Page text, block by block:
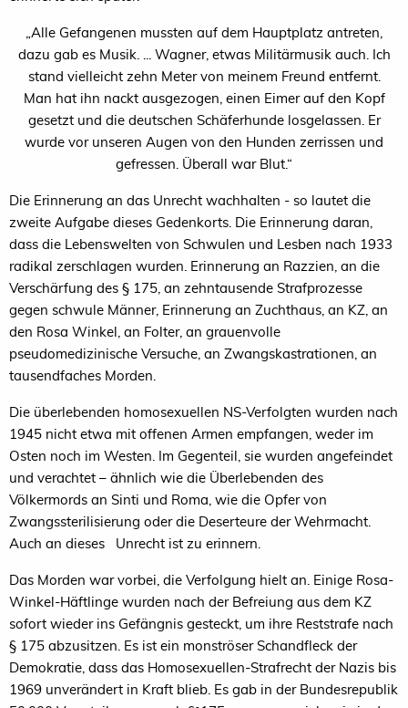
„Alle Gefangenen mussten auf dem Hauptplatz antreten,
dazu gab es Musik. ... Wagner, etwas Militärmusik auch. Ich
stand vielleicht zehn Meter von meinem Freund entfernt.
Man hat ihn nackt ausgezogen, einen Eimer auf den Kopf
gesetzt und die deutschen Schäferhunde losgelassen. Er
wurde vor unseren Augen von den Hunden zerrissen und
gefressen. Überall war Blut.“
Die Erinnerung an das Unrecht wachhalten - so lautet die
zweite Aufgabe dieses Gedenkorts. Die Erinnerung daran,
dass die Lebenswelten von Schwulen und Lesben nach 1933
radikal zerschlagen wurden. Erinnerung an Razzien, an die
Verschärfung des § 175, an zehntausende Strafprozesse
gegen schwule Männer, Erinnerung an Zuchthaus, an KZ, an
den Rosa Winkel, an Folter, an grauenvolle
pseudomedizinische Versuche, an Zwangskastrationen, an
tausendfaches Morden.
Die überlebenden homosexuellen NS-Verfolgten wurden nach
1945 nicht etwa mit offenen Armen empfangen, weder im
Osten noch im Westen. Im Gegenteil, sie wurden angefeindet
und verachtet – ähnlich wie die Überlebenden des
Völkermords an Sinti und Roma, wie die Opfer von
Zwangssterilisierung oder die Deserteure der Wehrmacht.
Auch an dieses Unrecht ist zu erinnern.
Das Morden war vorbei, die Verfolgung hielt an. Einige Rosa-
Winkel-Häftlinge wurden nach der Befreiung aus dem KZ
sofort wieder ins Gefängnis gesteckt, um ihre Reststrafe nach
§ 175 abzusitzen. Es ist ein monströser Schandfleck der
Demokratie, dass das Homosexuellen-Strafrecht der Nazis bis
1969 unverändert in Kraft blieb. Es gab in der Bundesrepublik